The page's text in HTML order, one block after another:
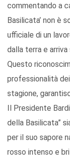
commentando a
Basilicata’ non è
ufficiale di un
dalla terra e
Questo
professionalità
stagione,
Il Presidente
della Basilicata”
per il suo sapore
rosso intenso e